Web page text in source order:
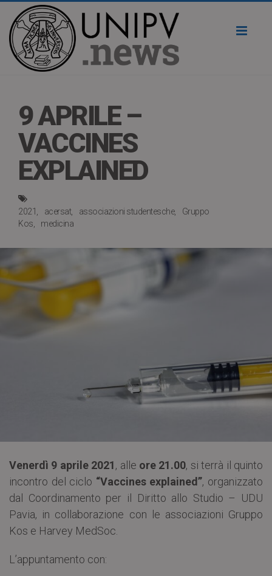
9 APRILE –
VACCINES
EXPLAINED
2021 acersat associazioni studentesche
Gruppo
Kos
medicina
Venerdì 9 aprile 2021, alle ore 21.00, si terrà il quinto
incontro del ciclo “Vaccines explained”, organizzato
dal Coordinamento per il Diritto allo Studio – UDU
Pavia, in collaborazione con le associazioni Gruppo
Kos e Harvey MedSoc.
L’appuntamento con: